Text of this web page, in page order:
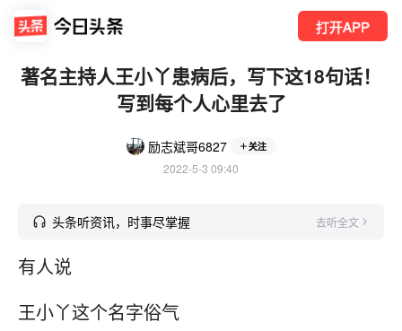
打开APP
著名主持人王小丫患病后，写下这18句话！
写到每个人心里去了
励志斌哥6827 关注
2022-5-3 09:40
头条听资讯，时事尽掌握 去听全文
有人说
王小丫这个名字俗气